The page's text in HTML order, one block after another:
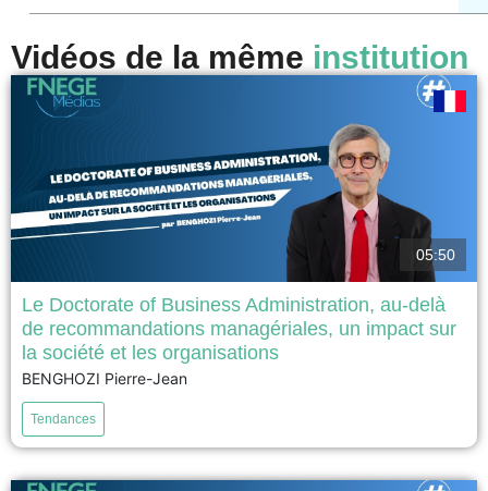
Vidéos de la même institution
Le DBA dépasse la simple production de recommandations managériales
pour générer un impact plus large sur les organisations et la société. La
question de l’impact est aujourd’hui devenue centrale dans la recherche
en gestion, tant pour les PhD que pour les DBA, mais elle est inscrite « by
design »...
voir
05:50
Le Doctorate of Business Administration, au-delà
de recommandations managériales, un impact sur
la société et les organisations
BENGHOZI Pierre-Jean
Tendances